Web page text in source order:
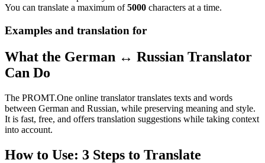
You can translate a maximum of5000 characters at a time.
Examples and translation for
What the German ↔ Russian Translator
Can Do
The PROMT.One online translator translates texts and words
between German and Russian, while preserving meaning and style.
It is fast, free, and offers translation suggestions while taking context
into account.
How to Use: 3 Steps to Translate